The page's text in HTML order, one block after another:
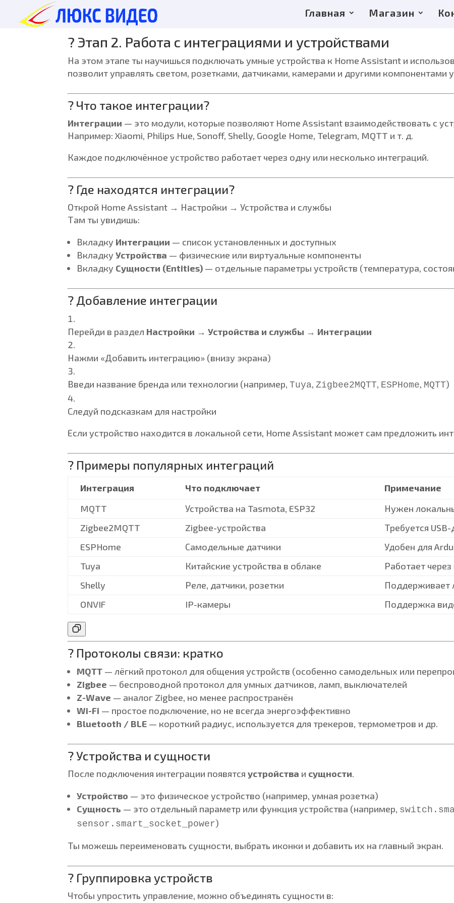
Главная Магазин
? Этап 2. Работа с интеграциями и устройствами
На этом этапе ты научишься подключать умные устройства к Home Assistant и
позволит управлять светом, розетками, датчиками, камерами и другими компонентами
? Что такое интеграции?
Интеграции — это модули, которые позволяют Home Assistant взаимодействовать с
Например: Xiaomi, Philips Hue, Sonoff, Shelly, Google Home, Telegram, MQTT и т. д.
Каждое подключённое устройство работает через одну или несколько интеграций.
? Где находятся интеграции?
Открой Home Assistant → Настройки → Устройства и службы
Там ты увидишь:
Вкладку Интеграции — список установленных и доступных
ВкладкуУстройства — физические или виртуальные компоненты
Вкладку Сущности (Entities) — отдельные параметры устройств (температура,
? Добавление интеграции
Перейди в раздел Настройки → Устройства и службы → Интеграции
Нажми «Добавить интеграцию» (внизу экрана)
Введи название бренда или технологии (например,Tuya,Zigbee2MQTT, ESPHome, MQTT)
Следуй подсказкам для настройки
Если устройство находится в локальной сети, Home Assistant может сам предложить
? Примеры популярных интеграций
Интеграция Что подключает
Примечание
MQTT
Устройства на Tasmota, ESP32
Нужен
Zigbee2MQTT
Zigbee-устройства
Требуется
ESPHome
Самодельные датчики
Удобен для
Tuya
Китайские устройства в облаке
Работает
Shelly
Реле, датчики, розетки
Поддерживает
ONVIF
IP-камеры Поддержка
? Протоколы связи: кратко
MQTT — лёгкий протокол для общения устройств (особенно самодельных или
Zigbee — беспроводной протокол для умных датчиков, ламп, выключателей
Z-Wave — аналог Zigbee, но менее распространён
Wi-Fi — простое подключение, но не всегда энергоэффективно
Bluetooth / BLE — короткий радиус, используется для трекеров, термометров и др.
? Устройства и сущности
После подключения интеграции появятсяустройства и сущности.
Устройство — это физическое устройство (например, умная розетка)
Сущность — это отдельный параметр или функция устройства (например,
sensor.smart_socket_power)
Ты можешь переименовать сущности, выбрать иконки и добавить их на главный экран.
? Группировка устройств
Чтобы упростить управление, можно объединять сущности в: